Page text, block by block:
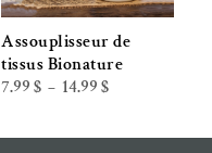
Assouplisseur de
tissus Bionature
7.99 $ – 14.99 $Plage
à